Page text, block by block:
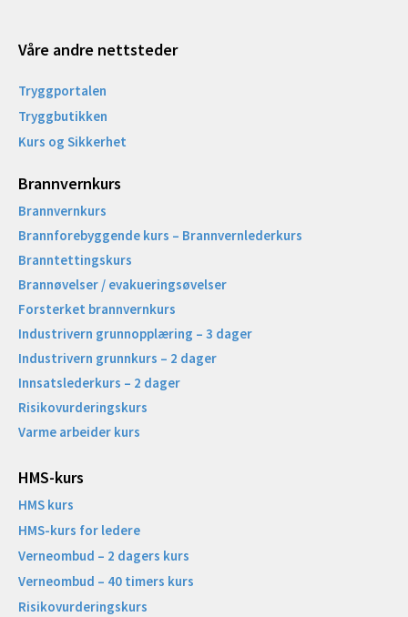
Våre andre nettsteder
Tryggportalen
Tryggbutikken
Kurs og Sikkerhet
Brannvernkurs
Brannvernkurs
Brannforebyggende kurs – Brannvernlederkurs
Branntettingskurs
Brannøvelser / evakueringsøvelser
Forsterket brannvernkurs
Industrivern grunnopplæring – 3 dager
Industrivern grunnkurs – 2 dager
Innsatslederkurs – 2 dager
Risikovurderingskurs
Varme arbeider kurs
HMS-kurs
HMS kurs
HMS-kurs for ledere
Verneombud – 2 dagers kurs
Verneombud – 40 timers kurs
Risikovurderingskurs